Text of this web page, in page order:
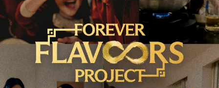
查询进度
English 简 繁